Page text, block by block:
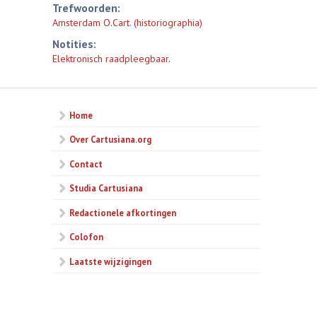
Trefwoorden:
Amsterdam O.Cart. (historiographia)
Notities:
Elektronisch raadpleegbaar.
Home
Over Cartusiana.org
Contact
Studia Cartusiana
Redactionele afkortingen
Colofon
Laatste wijzigingen